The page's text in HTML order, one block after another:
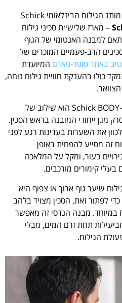
כדי לתת מענה מדויק לצורך זה, מותג הגילוח הבינלאומי Schick
– מארז שלישיית סכיני גילוח
למבנה האנטומי של הגוף
הרב-פעמיים המוכרים של
המיועדת
כולו בהענקת חוויית גילוח נוחה,
החידוש ההנדסי הבולט ביותר ב-Schick BODY הוא שילוב של
מגן ייחודי המובנה בראש הסכין.
את השערות בעדינות רגע לפני
זה מסייע להפחית באופן
בעור, ומקל על המלאכה
בעלי קימורים מורכבים.
שיער גוף ארוך או צפוף היא
לפתור זאת, הסכין מצויד בלהב
במיוחד. מבנה הנדסי זה מאפשר
תחת זרם המים, מבלי
הגילוח.